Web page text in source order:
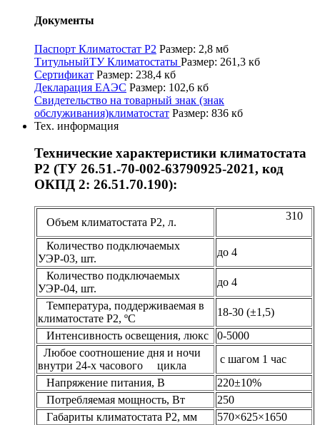
Документы
Паспорт Климатостат Р2 Размер: 2,8 мб
ТитульныйТУ Климатостаты Размер: 261,3 кб
Сертификат Размер: 238,4 кб
Декларация ЕАЭС Размер: 102,6 кб
Свидетельство на товарный знак (знак
обслуживания)климатостат Размер: 836 кб
Тех. информация
Технические характеристики климатостата
Р2 (ТУ 26.51.-70-002-63790925-2021, код
ОКПД 2: 26.51.70.190):
Объем климатостата Р2, л.
310
Количество подключаемых
УЭР-03, шт.
до 4
Количество подключаемых
УЭР-04, шт.
до 4
Температура, поддерживаемая в
климатостате Р2, ºС
18-30 (±1,5)
Интенсивность освещения, люкс
0-5000
Любое соотношение дня и ночи
внутри 24-х часового цикла
с шагом 1 час
Напряжение питания, В
220±10%
Потребляемая мощность, Вт
250
Габариты климатостата Р2, мм
570×625×1650